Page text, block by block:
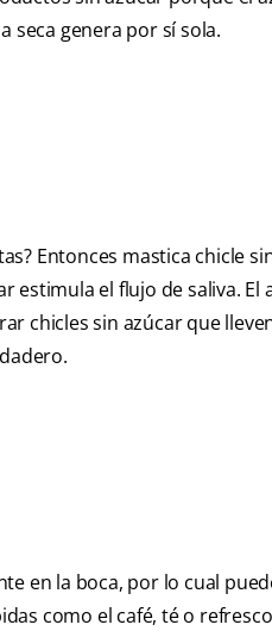
seca genera por sí sola.
Entonces mastica chicle
estimula el flujo de saliva.
chicles sin azúcar que
en la boca, por lo cual
como el café, té o